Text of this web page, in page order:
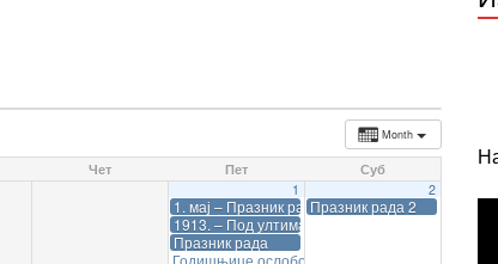
Month
Чет Пет
Суб
1
1. мај – Празник рада
1913. – Под ултиматумом, Црна Гора предала
Празник рада
Годишњице ослобођења логора 1945:
2
Празник рада 2